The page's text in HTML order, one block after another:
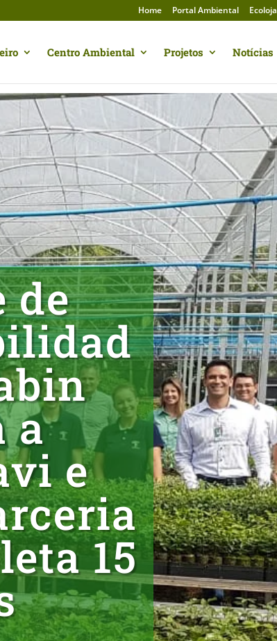
Home Portal Ambiental Ecoloja
Centro Ambiental Projetos Notícias
de
a
e
15